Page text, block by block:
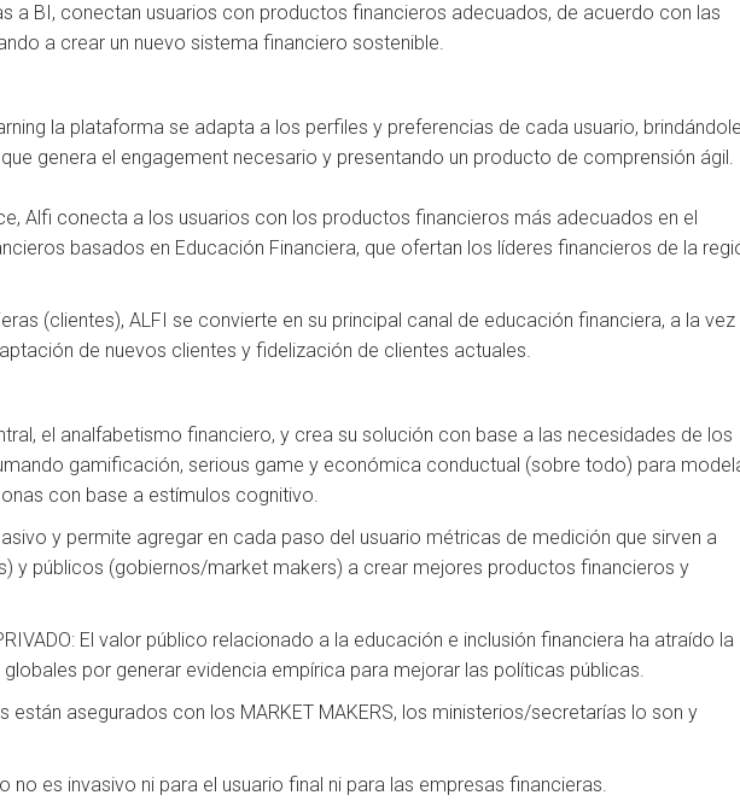
a BI, conectan usuarios con productos financieros adecuados, de acuerdo con las
a crear un nuevo sistema financiero sostenible.
la plataforma se adapta a los perfiles y preferencias de cada usuario,
genera el engagement necesario y presentando un producto de comprensión ágil.
Alfi conecta a los usuarios con los productos financieros más adecuados en el
basados en Educación Financiera, que ofertan los líderes financieros de la
(clientes), ALFI se convierte en su principal canal de educación financiera, a la vez
de nuevos clientes y fidelización de clientes actuales.
el analfabetismo financiero, y crea su solución con base a las necesidades de los
gamificación, serious game y económica conductual (sobre todo) para
con base a estímulos cognitivo.
y permite agregar en cada paso del usuario métricas de medición que sirven a
y públicos (gobiernos/market makers) a crear mejores productos financieros y
El valor público relacionado a la educación e inclusión financiera ha atraído la
por generar evidencia empírica para mejorar las políticas públicas.
asegurados con los MARKET MAKERS, los ministerios/secretarías lo son y
no es invasivo ni para el usuario final ni para las empresas financieras.